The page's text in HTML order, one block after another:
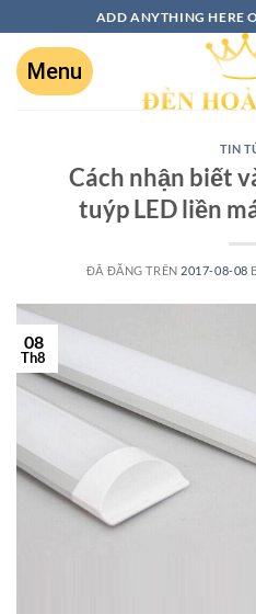
ADD ANYTHING HERE
TIN
Cách nhận biết
tuýp LED liền
ĐÃ ĐĂNG TRÊN 2017-08-08
08
Th8